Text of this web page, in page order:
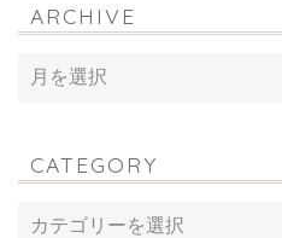
ARCHIVE
CATEGORY